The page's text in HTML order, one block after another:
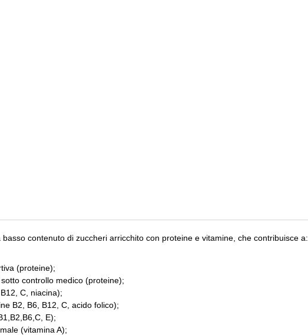
contenuto di zuccheri arricchito con proteine ​​e vitamine, che contribuisce a:
(proteine);
controllo medico (proteine);
C, niacina);
B2, B6, B12, C, acido folico);
E);
(vitamina A);